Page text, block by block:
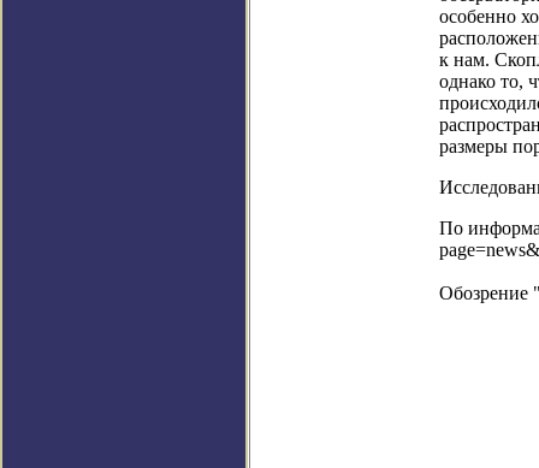
особенно
к нам.
однако то,
размеры
По
Обозрение